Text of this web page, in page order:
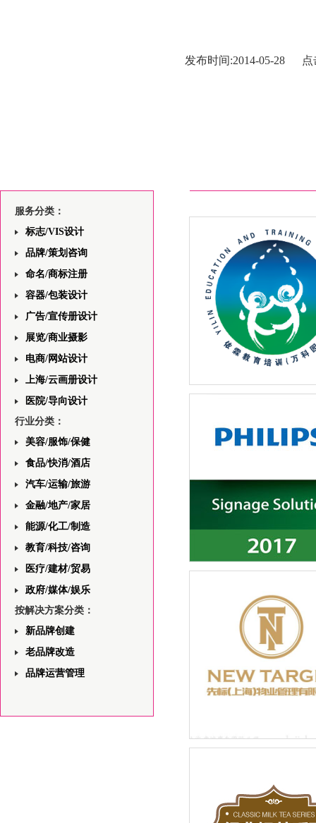
发布时间:2014-05-28 点
服务分类：
标志/VIS设计
品牌/策划咨询
命名/商标注册
容器/包装设计
广告/宣传册设计
展览/商业摄影
电商/网站设计
上海/云画册设计
医院/导向设计
行业分类：
美容/服饰/保健
食品/快消/酒店
汽车/运输/旅游
金融/地产/家居
能源/化工/制造
教育/科技/咨询
医疗/建材/贸易
政府/媒体/娱乐
按解决方案分类：
新品牌创建
老品牌改造
品牌运营管理
上海依霖教育中心网站前
飞利浦一站式安防领域解
先标（上海）物业管理有